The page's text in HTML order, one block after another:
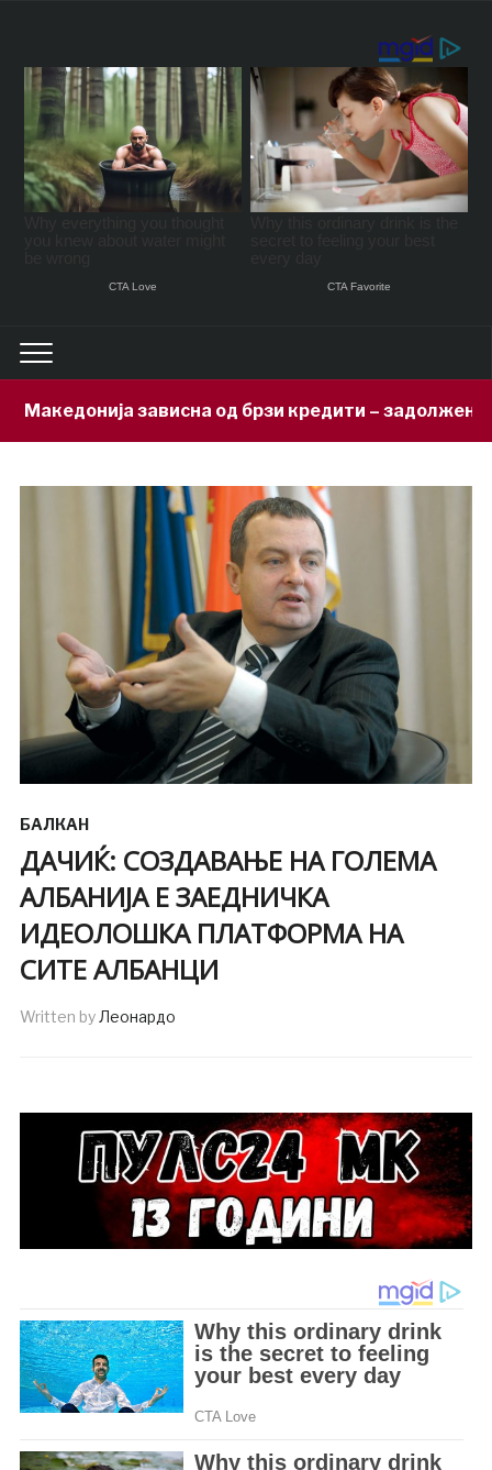
од брзи кредити – задолжени 333 милиони
БАЛКАН
ДАЧИЌ: СОЗДАВАЊЕ НА ГОЛЕМА
АЛБАНИЈА Е ЗАЕДНИЧКА
ИДЕОЛОШКА ПЛАТФОРМА НА
СИТЕ АЛБАНЦИ
Written byЛеонардо